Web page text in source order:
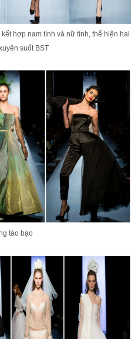
hợp nam tính và nữ tính, thể hiện hai
suốt BST
táo bạo